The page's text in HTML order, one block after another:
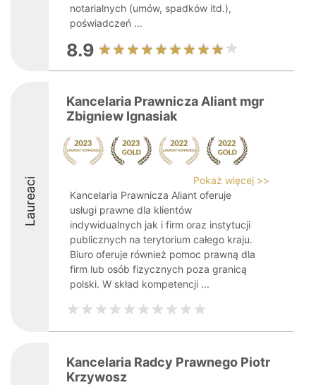
notarialnych (umów, spadków itd.),
poświadczeń ...
8.9
Laureaci
Kancelaria Prawnicza Aliant mgr
Zbigniew Ignasiak
Pokaż więcej >>
Kancelaria Prawnicza Aliant oferuje
usługi prawne dla klientów
indywidualnych jak i firm oraz instytucji
publicznych na terytorium całego kraju.
Biuro oferuje również pomoc prawną dla
firm lub osób fizycznych poza granicą
polski. W skład kompetencji ...
Kancelaria Radcy Prawnego Piotr
Krzywosz